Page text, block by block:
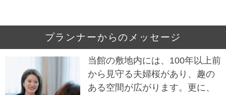
プランナーからのメッセージ
当館の敷地内には、100年以上前
から見守る夫婦桜があり、趣の
ある空間が広がります。更に、